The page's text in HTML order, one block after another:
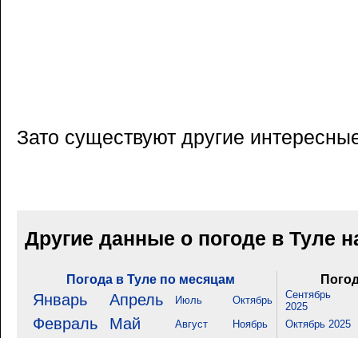
Зато существуют другие
Другие данные о погоде в Туле
Погода в Туле по месяцам
Январь Апрель Июль Октябрь
Сентябрь
2025
Февраль Май Август Ноябрь Октябрь 2025